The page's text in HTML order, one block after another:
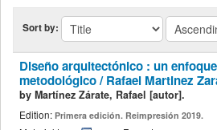
Sort by:
Diseño arquitectónico : un enfoque
metodológico /Rafael Martinez
by Martínez Zárate, Rafael [autor].
Edition: Primera edición. Reimpresión 2019.